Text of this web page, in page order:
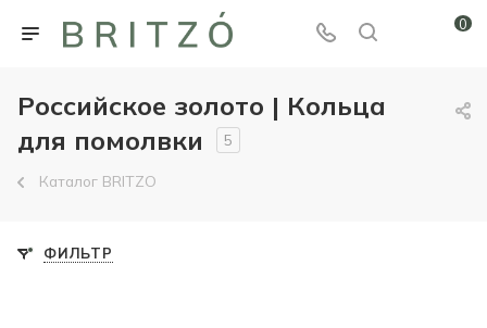
0
Российское золото | Кольца
для помолвки
5
Каталог BRITZO
ФИЛЬТР